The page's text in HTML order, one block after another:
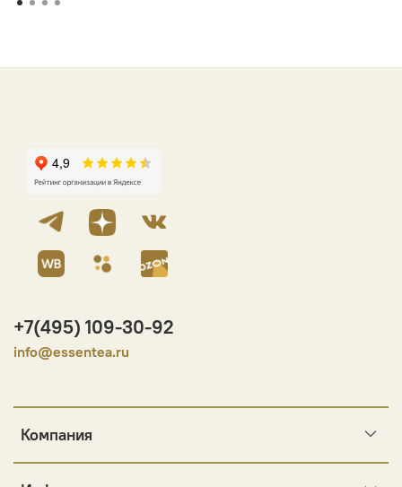
Компания
+7(495) 109-30-92
info@essentea.ru